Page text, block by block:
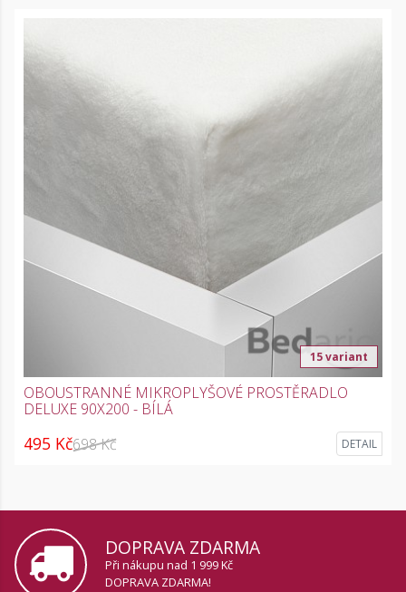
15 variant
OBOUSTRANNÉ MIKROPLYŠOVÉ PROSTĚRADLO
DELUXE 90X200 - BÍLÁ
495 Kč698 Kč DETAIL
DOPRAVA ZDARMA
Při nákupu nad 1 999 Kč
DOPRAVA ZDARMA!